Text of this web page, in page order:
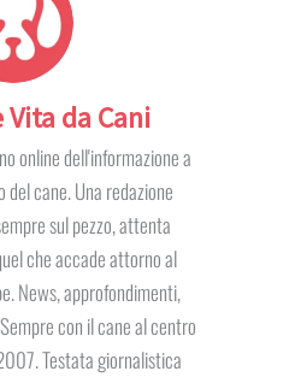
da Cani
online dell'informazione a
cane. Una redazione
sul pezzo, attenta
che accade attorno al
News, approfondimenti,
con il cane al centro
Testata giornalistica